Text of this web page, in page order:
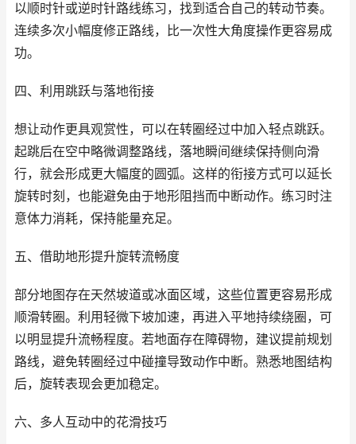
以顺时针或逆时针路线练习，找到适合自己的转动节奏。
连续多次小幅度修正路线，比一次性大角度操作更容易成
功。
四、利用跳跃与落地衔接
想让动作更具观赏性，可以在转圈经过中加入轻点跳跃。
起跳后在空中略微调整路线，落地瞬间继续保持侧向滑
行，就会形成更大幅度的圆弧。这样的衔接方式可以延长
旋转时刻，也能避免由于地形阻挡而中断动作。练习时注
意体力消耗，保持能量充足。
五、借助地形提升旋转流畅度
部分地图存在天然坡道或冰面区域，这些位置更容易形成
顺滑转圈。利用轻微下坡加速，再进入平地持续绕圈，可
以明显提升流畅程度。若地面存在障碍物，建议提前规划
路线，避免转圈经过中碰撞导致动作中断。熟悉地图结构
后，旋转表现会更加稳定。
六、多人互动中的花滑技巧